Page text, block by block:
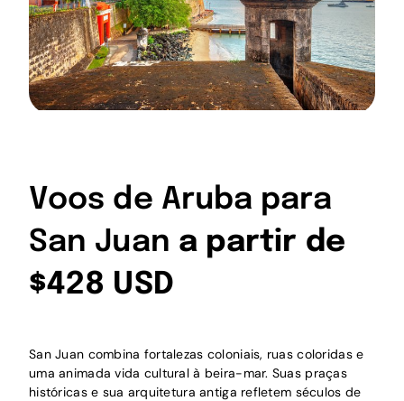
Voos de Aruba para
San Juan a partir de
$428 USD
San Juan combina fortalezas coloniais, ruas coloridas e
uma animada vida cultural à beira-mar. Suas praças
históricas e sua arquitetura antiga refletem séculos de